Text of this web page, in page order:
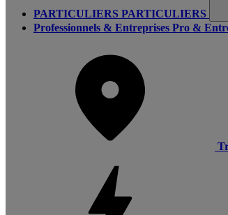
PARTICULIERS PARTICULIERS
Professionnels & Entreprises Pro &